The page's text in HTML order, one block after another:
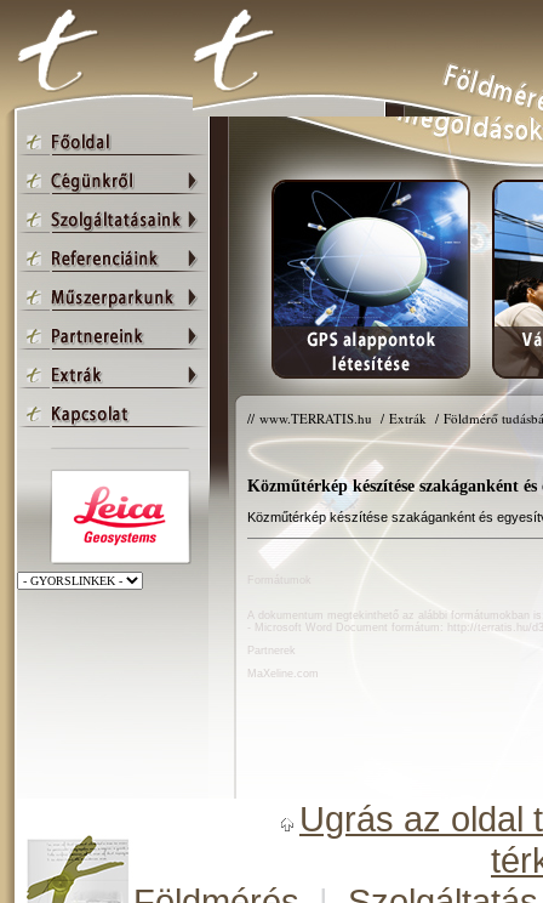
// www.TERRATIS.hu / Extrák / Földmérő
Közműtérkép készítése szakáganként és
Közműtérkép készítése szakáganként és
A dokumentum megtekinthető az alábbi formátumokban
- Microsoft Word Document formátum:
http://terratis.hu/
Partnerek
MaXeline.com
Ugrás az oldal